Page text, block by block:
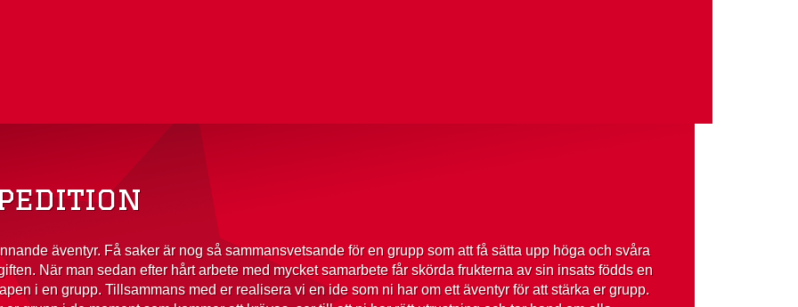
äventyr. Få saker är nog så sammansvetsande för en grupp som att få sätta upp höga och svåra
När man sedan efter hårt arbete med mycket samarbete får skörda frukterna av sin insats födds en
i en grupp. Tillsammans med er realisera vi en ide som ni har om ett äventyr för att stärka er grupp.